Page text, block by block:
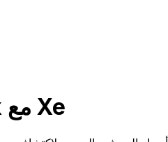
قارن Siam Commercial Bank مع Xe